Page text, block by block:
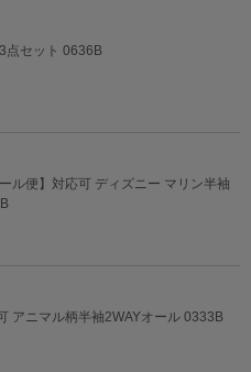
点セット 0636B
ル便】対応可 ディズニー マリン半袖
アニマル柄半袖2WAYオール 0333B